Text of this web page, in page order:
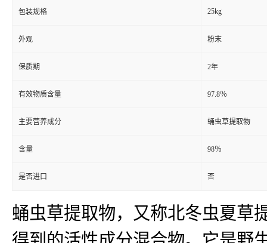
包装规格 25kg
外观 粉末
保质期 2年
有效物质含量 97.8％
主要营养成分 蛹虫草提取物
含量 98％
是否进口 否
蛹虫草提取物，又称北冬虫夏草